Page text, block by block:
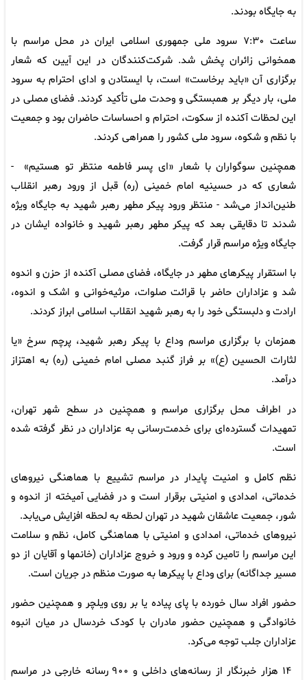
به جایگاه بودند.
ساعت ۷:۳۰ سرود ملی جمهوری اسلامی ایران در محل مراسم با
همخوانی زائران پخش شد. شرکت‌کنندگان در این آیین که شعار
برگزاری آن «باید برخاست» است، با ایستادن و ادای احترام به سرود
ملی، بار دیگر بر همبستگی و وحدت ملی تأکید کردند. فضای مصلی در
این لحظات آکنده از سکوت، احترام و احساسات حاضران بود و جمعیت
با نظم و شکوه، سرود ملی کشور را همراهی کردند.
همچنین سوگواران با شعار «ای پسر فاطمه منتظر تو هستیم» -
شعاری که در حسینیه امام خمینی (ره) قبل از ورود رهبر انقلاب
طنین‌انداز می‌شد - منتظر ورود پیکر مطهر رهبر شهید به جایگاه ویژه
شدند تا دقایقی بعد که پیکر مطهر رهبر شهید و خانواده ایشان در
جایگاه ویژه مراسم قرار گرفت.
با استقرار پیکرهای مطهر در جایگاه، فضای مصلی آکنده از حزن و اندوه
شد و عزاداران حاضر با قرائت صلوات، مرثیه‌خوانی و اشک و اندوه،
ارادت و دلبستگی خود را به رهبر شهید انقلاب اسلامی ابراز کردند.
همزمان با برگزاری مراسم وداع با پیکر رهبر شهید، پرچم سرخ «یا
لثارات الحسین (ع)» بر فراز گنبد مصلی امام خمینی (ره) به اهتزاز
درآمد.
در اطراف محل برگزاری مراسم و همچنین در سطح شهر تهران،
تمهیدات گسترده‌ای برای خدمت‌رسانی به عزاداران در نظر گرفته شده
است.
نظم کامل و امنیت پایدار در مراسم تشییع با هماهنگی نیروهای
خدماتی، امدادی و امنیتی برقرار است و در فضایی آمیخته از اندوه و
شور، جمعیت عاشقان شهید در تهران لحظه به لحظه افزایش می‌یابد.
نیروهای خدماتی، امدادی و امنیتی با هماهنگی کامل، نظم و سلامت
این مراسم را تامین کرده و ورود و خروج عزاداران (خانمها و آقایان از دو
مسیر جداگانه) برای وداع با پیکرها به صورت منظم در جریان است.
حضور افراد سال خورده با پای پیاده یا بر روی ویلچر و همچنین حضور
خانوادگی و همچنین حضور مادران با کودک خردسال در میان انبوه
عزاداران جلب توجه می‌کرد.
۱۴ هزار خبرنگار از رسانه‌های داخلی و ۹۰۰ رسانه خارجی در مراسم